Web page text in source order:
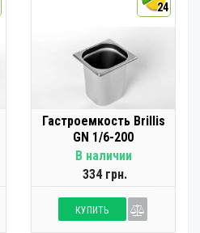
24
Гастроемкость Brillis
GN 1/6-200
В наличии
334 грн.
КУПИТЬ